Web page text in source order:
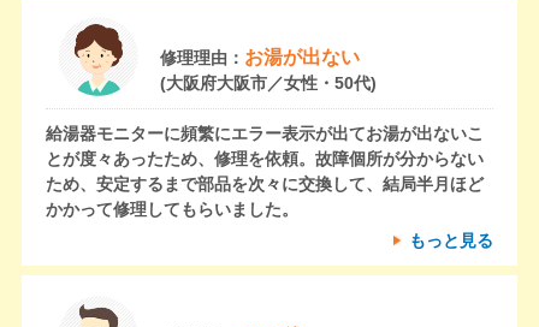
修理理由： お湯が出ない
(大阪府大阪市／女性・50代)
給湯器モニターに頻繁にエラー表示が出てお湯が出ないこ
とが度々あったため、修理を依頼。故障個所が分からない
ため、安定するまで部品を次々に交換して、結局半月ほど
かかって修理してもらいました。
もっと見る